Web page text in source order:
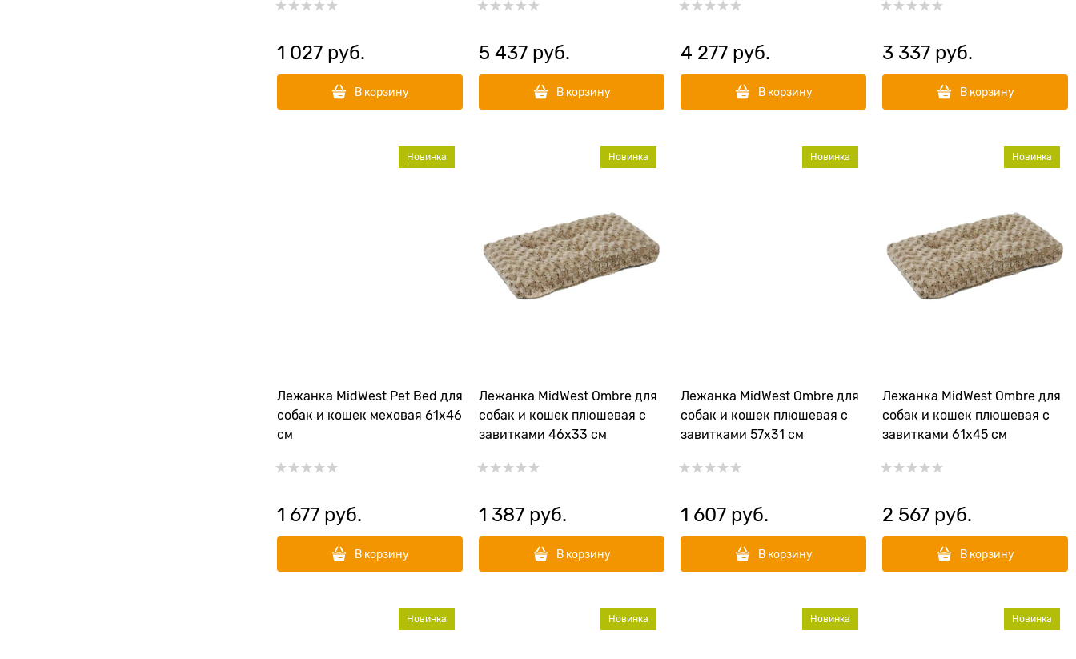
1 027 руб.
В корзину
5 437 руб.
В корзину
4 277 руб.
В корзину
3 337 руб.
В корзину
Лежанка MidWest Pet Bed для
собак и кошек меховая 61х46
см
Новинка
1 677 руб.
В корзину
Лежанка MidWest Ombre для
собак и кошек плюшевая с
завитками 46х33 см
Новинка
1 387 руб.
В корзину
Лежанка MidWest Ombre для
собак и кошек плюшевая с
завитками 57х31 см
Новинка
1 607 руб.
В корзину
Лежанка MidWest Ombre для
собак и кошек плюшевая с
завитками 61х45 см
Новинка
2 567 руб.
В корзину
Новинка Новинка Новинка Новинка